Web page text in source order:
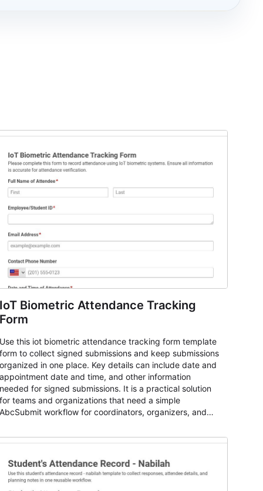
IoT Biometric Attendance Tracking
Form
Use this iot biometric attendance tracking form template
form to collect signed submissions and keep submissions
organized in one place. Key details can include date and
appointment date and time, and other information
needed for signed submissions. It is a practical solution
for teams and organizations that need a simple
AbcSubmit workflow for coordinators, organizers, and